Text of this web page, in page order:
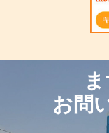
お問